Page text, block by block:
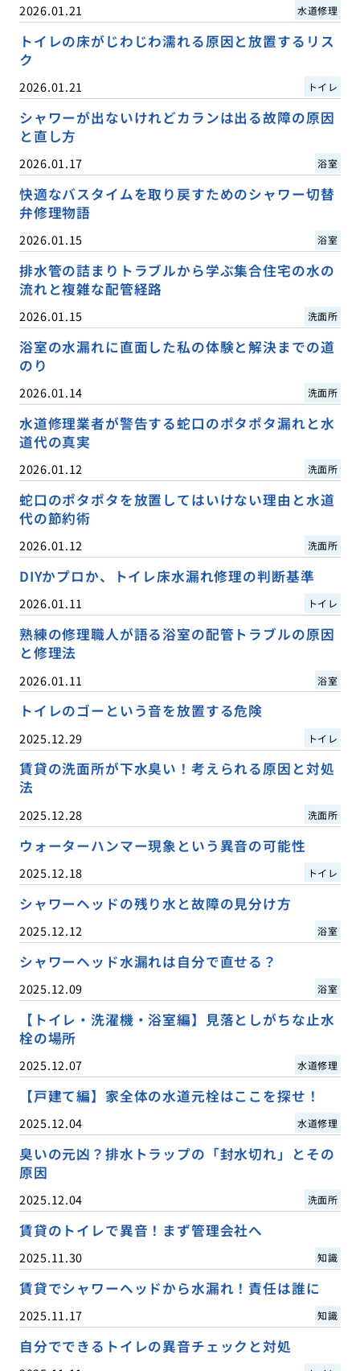
2026.01.21 水道修理
トイレの床がじわじわ濡れる原因と放置するリス
ク
2026.01.21 トイレ
シャワーが出ないけれどカランは出る故障の原因
と直し方
2026.01.17 浴室
快適なバスタイムを取り戻すためのシャワー切替
弁修理物語
2026.01.15 浴室
排水管の詰まりトラブルから学ぶ集合住宅の水の
流れと複雑な配管経路
2026.01.15 洗面所
浴室の水漏れに直面した私の体験と解決までの道
のり
2026.01.14 洗面所
水道修理業者が警告する蛇口のポタポタ漏れと水
道代の真実
2026.01.12 洗面所
蛇口のポタポタを放置してはいけない理由と水道
代の節約術
2026.01.12 洗面所
DIYかプロか、トイレ床水漏れ修理の判断基準
2026.01.11 トイレ
熟練の修理職人が語る浴室の配管トラブルの原因
と修理法
2026.01.11 浴室
トイレのゴーという音を放置する危険
2025.12.29 トイレ
賃貸の洗面所が下水臭い！考えられる原因と対処
法
2025.12.28 洗面所
ウォーターハンマー現象という異音の可能性
2025.12.18 トイレ
シャワーヘッドの残り水と故障の見分け方
2025.12.12 浴室
シャワーヘッド水漏れは自分で直せる？
2025.12.09 浴室
【トイレ・洗濯機・浴室編】見落としがちな止水
栓の場所
2025.12.07 水道修理
【戸建て編】家全体の水道元栓はここを探せ！
2025.12.04 水道修理
臭いの元凶？排水トラップの「封水切れ」とその
原因
2025.12.04 洗面所
賃貸のトイレで異音！まず管理会社へ
2025.11.30 知識
賃貸でシャワーヘッドから水漏れ！責任は誰に
2025.11.17 知識
自分でできるトイレの異音チェックと対処